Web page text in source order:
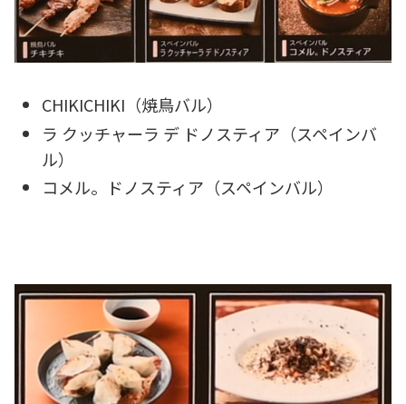
CHIKICHIKI（焼鳥バル）
ラ クッチャーラ デ ドノスティア（スペインバ
ル）
コメル。ドノスティア（スペインバル）